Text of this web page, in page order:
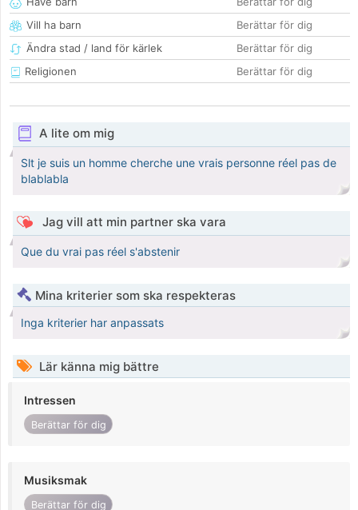
Vill ha barn
Berättar för dig
Ändra stad / land för kärlek
Berättar för dig
Religionen
Berättar för dig
A lite om mig
Slt je suis un homme cherche une vrais personne réel pas de
blablabla
Jag vill att min partner ska vara
Que du vrai pas réel s'abstenir
Mina kriterier som ska respekteras
Inga kriterier har anpassats
Lär känna mig bättre
Intressen
Berättar för dig
Musiksmak
Berättar för dig